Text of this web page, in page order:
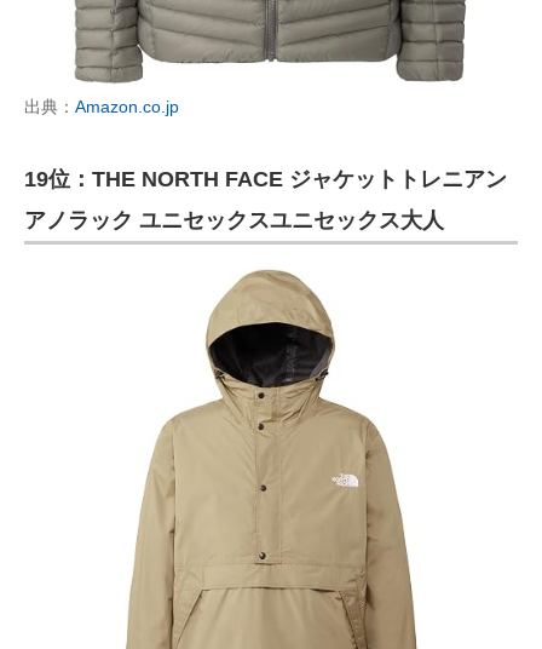
出典： Amazon.co.jp
19位：THE NORTH FACE ジャケットトレニアン
アノラック ユニセックスユニセックス大人